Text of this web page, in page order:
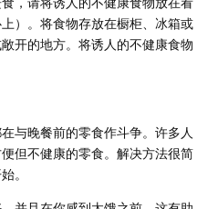
）。将食物存放在橱柜、冰箱或
开的地方。将诱人的不健康食物
与晚餐前的零食作斗争。许多人
但不健康的零食。解决方法很简
。